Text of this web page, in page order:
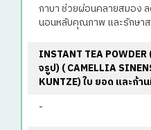
กาบา ช่วยผ่อนคลายสมอง
นอนหลับคุณภาพ และรักษา
INSTANT TEA
จรูป) ( CAMELLIA
KUNTZE) ใบ ยอด และก้า
-